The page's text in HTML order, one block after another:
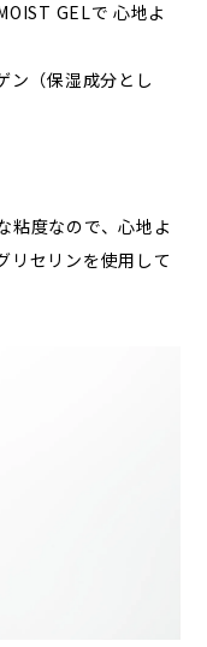
GELで 心地よ
ン（保湿成分とし
粘度なので、心地よ
リセリンを使用して